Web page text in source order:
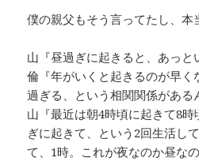
僕の親父もそう言ってたし、本
山『昼過ぎに起きると、あっと
倫『年がいくと起きるのが早く
過ぎる、という相関関係がある
山『最近は朝4時頃に起きて8
ぎに起きて、という2回生活し
て、1時。これが夜なのか昼な